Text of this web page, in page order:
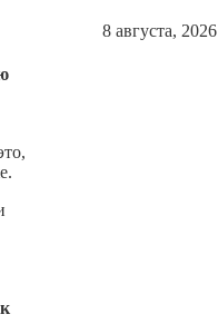
8 августа, 2026